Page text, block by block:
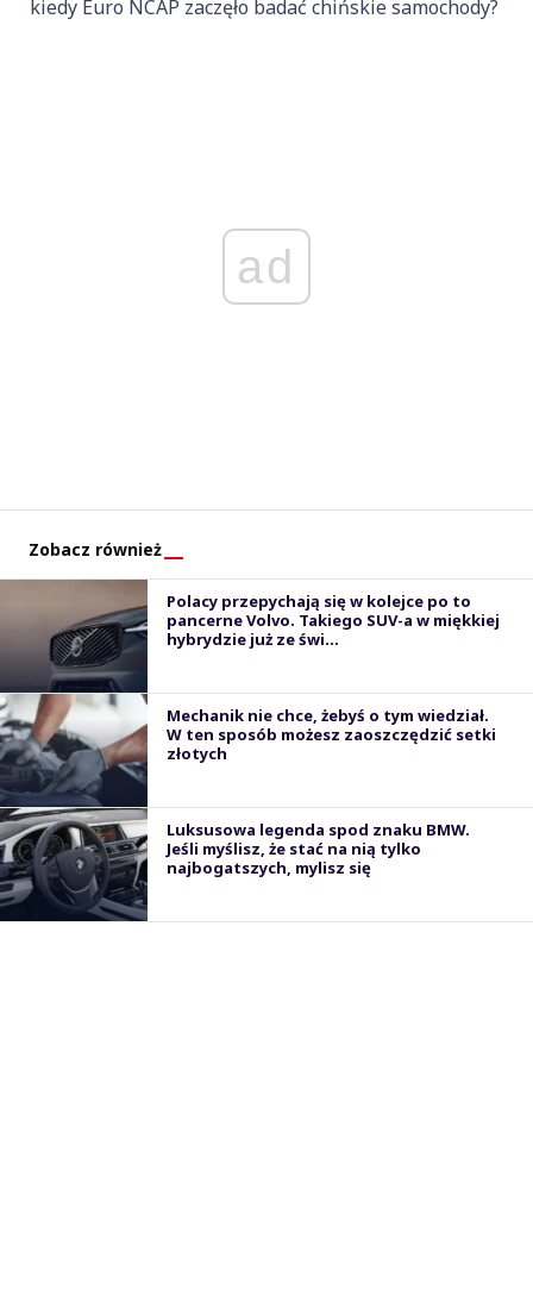
kiedy Euro NCAP zaczęło badać chińskie samochody?
ad
Zobacz również
Polacy przepychają się w kolejce po to
pancerne Volvo. Takiego SUV-a w miękkiej
hybrydzie już ze świ...
Mechanik nie chce, żebyś o tym wiedział.
W ten sposób możesz zaoszczędzić setki
złotych
Luksusowa legenda spod znaku BMW.
Jeśli myślisz, że stać na nią tylko
najbogatszych, mylisz się